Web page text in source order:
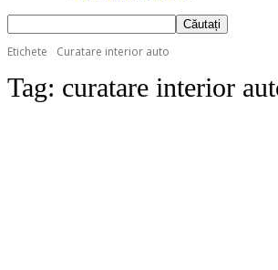
Etichete Curatare interior auto
Tag: curatare interior